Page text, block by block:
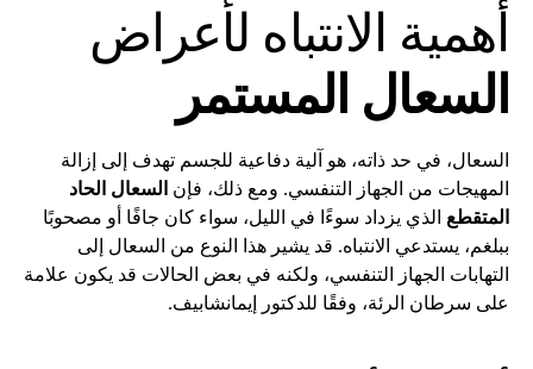
أهمية الانتباه لأعراض
السعال المستمر
السعال، في حد ذاته، هو آلية دفاعية للجسم تهدف إلى إزالة
المهيجات من الجهاز التنفسي. ومع ذلك، فإن السعال الحاد
المتقطع الذي يزداد سوءًا في الليل، سواء كان جافًا أو مصحوبًا
ببلغم، يستدعي الانتباه. قد يشير هذا النوع من السعال إلى
التهابات الجهاز التنفسي، ولكنه في بعض الحالات قد يكون علامة
على سرطان الرئة، وفقًا للدكتور إيمانشابيف.